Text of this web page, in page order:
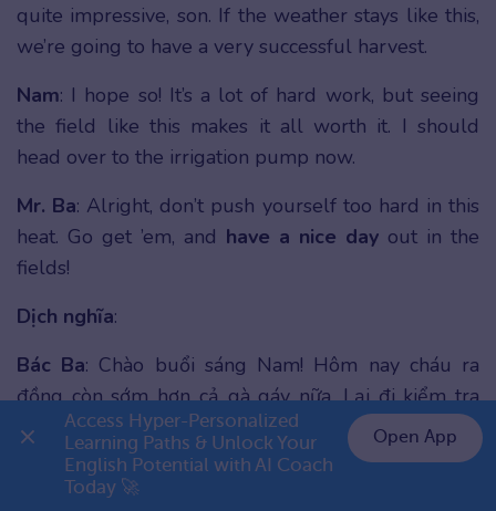
quite impressive, son. If the weather stays like this,
we’re going to have a very successful harvest.
Nam: I hope so! It’s a lot of hard work, but seeing
the field like this makes it all worth it. I should
head over to the irrigation pump now.
Mr. Ba: Alright, don’t push yourself too hard in this
heat. Go get ’em, and have a nice day out in the
fields!
Dịch nghĩa:
Bác Ba: Chào buổi sáng Nam! Hôm nay cháu ra
đồng còn sớm hơn cả gà gáy nữa. Lại đi kiểm tra
đợt phân bón hữu cơ đó hả?
: Dạ chào bác Ba! Vâng ạ, cháu muốn đảm bảo
👉 Premium 1 năm chỉ 799K
Access Hyper-Personalized
Learning Paths & Unlock Your
English Potential with AI Coach
Today 🚀
Open App